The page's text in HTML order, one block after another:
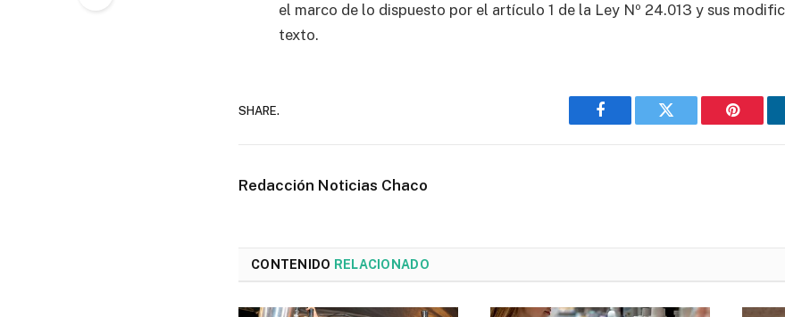
el marco de lo dispuesto por el artículo 1 de la Ley Nº 24.013 y sus
texto.
SHARE.
Facebook Twitter
Redacción Noticias Chaco
CONTENIDO RELACIONADO